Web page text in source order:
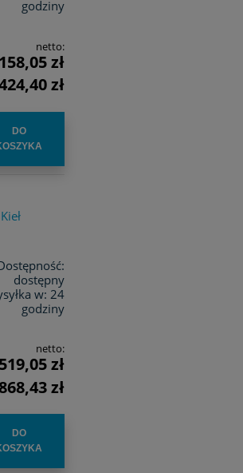
godziny
netto:
zł
zł
DO
dostępny
w: 24
godziny
netto:
zł
zł
DO